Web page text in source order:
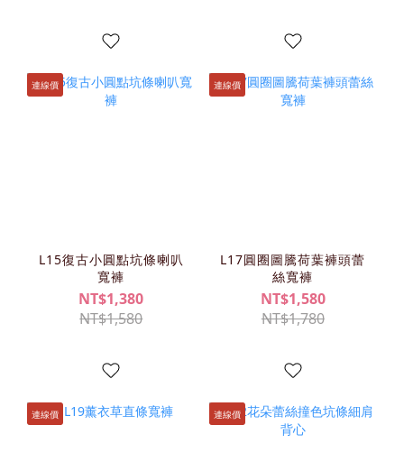
連線價
L15復古小圓點坑條喇叭
寬褲
NT$1,380
NT$1,580
連線價
L17圓圈圖騰荷葉褲頭蕾
絲寬褲
NT$1,580
NT$1,780
連線價 連線價